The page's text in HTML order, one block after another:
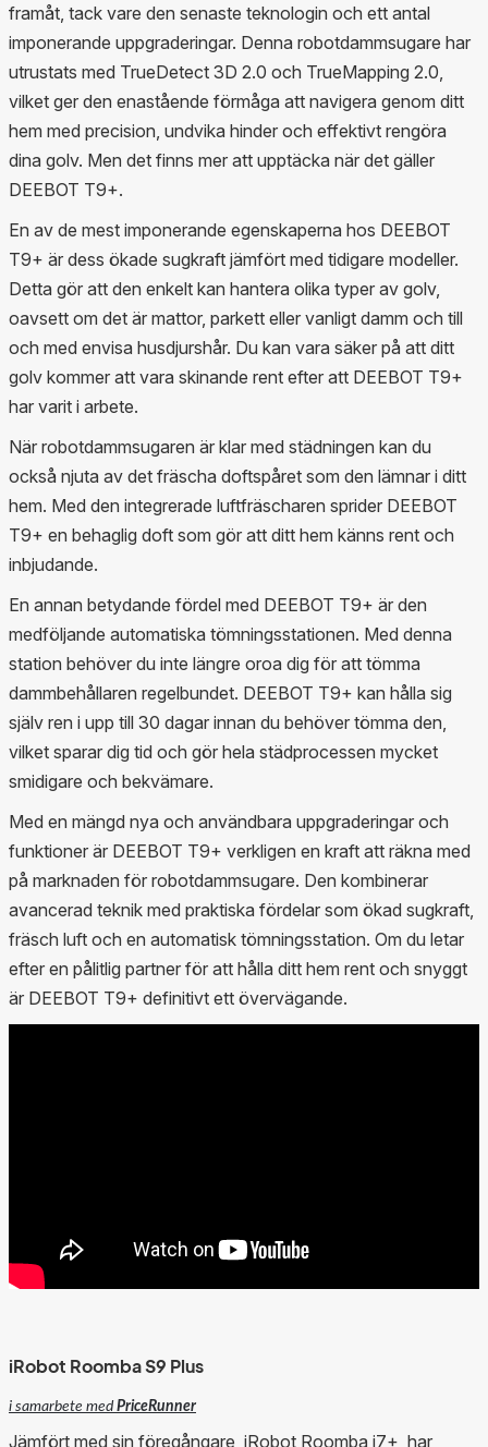
framåt, tack vare den senaste teknologin och ett antal
imponerande uppgraderingar. Denna robotdammsugare har
utrustats med TrueDetect 3D 2.0 och TrueMapping 2.0,
vilket ger den enastående förmåga att navigera genom ditt
hem med precision, undvika hinder och effektivt rengöra
dina golv. Men det finns mer att upptäcka när det gäller
DEEBOT T9+.
En av de mest imponerande egenskaperna hos DEEBOT
T9+ är dess ökade sugkraft jämfört med tidigare modeller.
Detta gör att den enkelt kan hantera olika typer av golv,
oavsett om det är mattor, parkett eller vanligt damm och till
och med envisa husdjurshår. Du kan vara säker på att ditt
golv kommer att vara skinande rent efter att DEEBOT T9+
har varit i arbete.
När robotdammsugaren är klar med städningen kan du
också njuta av det fräscha doftspåret som den lämnar i ditt
hem. Med den integrerade luftfräscharen sprider DEEBOT
T9+ en behaglig doft som gör att ditt hem känns rent och
inbjudande.
En annan betydande fördel med DEEBOT T9+ är den
medföljande automatiska tömningsstationen. Med denna
station behöver du inte längre oroa dig för att tömma
dammbehållaren regelbundet. DEEBOT T9+ kan hålla sig
själv ren i upp till 30 dagar innan du behöver tömma den,
vilket sparar dig tid och gör hela städprocessen mycket
smidigare och bekvämare.
Med en mängd nya och användbara uppgraderingar och
funktioner är DEEBOT T9+ verkligen en kraft att räkna med
på marknaden för robotdammsugare. Den kombinerar
avancerad teknik med praktiska fördelar som ökad sugkraft,
fräsch luft och en automatisk tömningsstation. Om du letar
efter en pålitlig partner för att hålla ditt hem rent och snyggt
är DEEBOT T9+ definitivt ett övervägande.
iRobot Roomba S9 Plus
i samarbete med PriceRunner
Jämfört med sin föregångare, iRobot Roomba i7+, har